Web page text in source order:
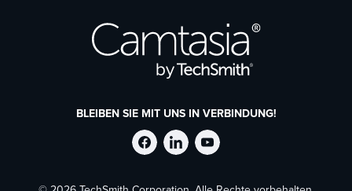
BLEIBEN SIE MIT UNS IN VERBINDUNG!
TechSmith
TechSmith
TechSmith